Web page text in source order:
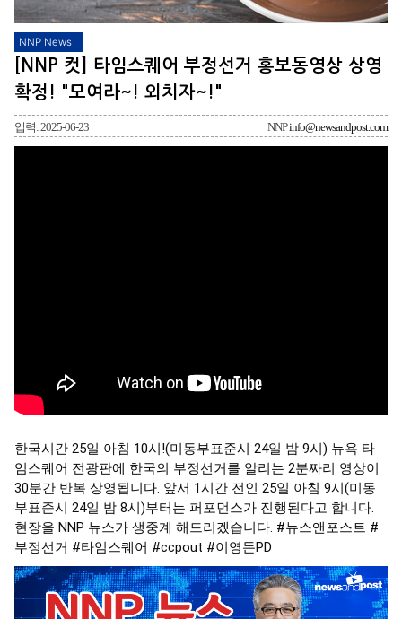
NNP News
[NNP 컷] 타임스퀘어 부정선거 홍보동영상 상영
확정! "모여라~! 외치자~!"
입력: 2025-06-23 NNPinfo@newsandpost.com
한국시간 25일 아침 10시!(미동부표준시 24일 밤 9시) 뉴욕 타
임스퀘어 전광판에 한국의 부정선거를 알리는 2분짜리 영상이
30분간 반복 상영됩니다. 앞서 1시간 전인 25일 아침 9시(미동
부표준시 24일 밤 8시)부터는 퍼포먼스가 진행된다고 합니다.
현장을 NNP 뉴스가 생중계 해드리겠습니다. #뉴스앤포스트 #
부정선거 #타임스퀘어 #ccpout #이영돈PD